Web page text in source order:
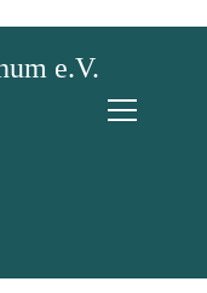
e.V.